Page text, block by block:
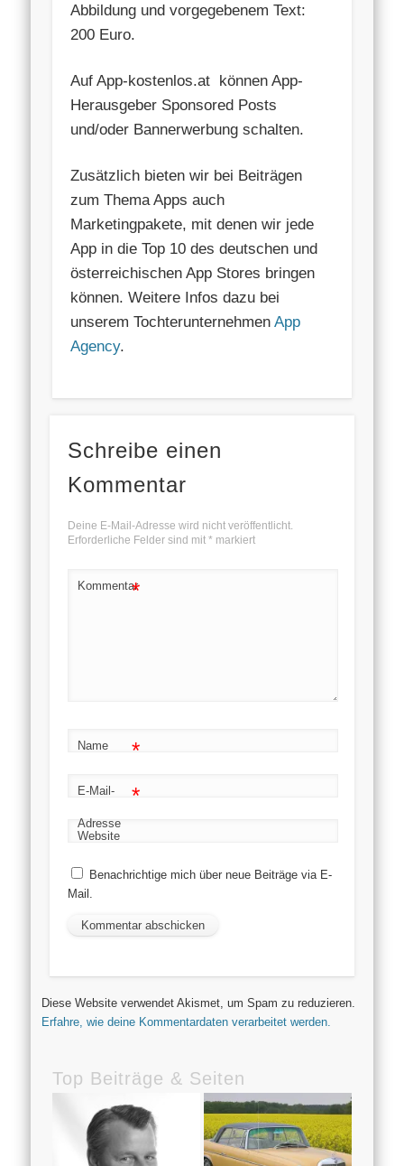
Abbildung und vorgegebenem Text:
200 Euro.
Auf App-kostenlos.at können App-
Herausgeber Sponsored Posts
und/oder Bannerwerbung schalten.
Zusätzlich bieten wir bei Beiträgen
zum Thema Apps auch
Marketingpakete, mit denen wir jede
App in die Top 10 des deutschen und
österreichischen App Stores bringen
können. Weitere Infos dazu bei
unserem TochterunternehmenApp
Agency.
Schreibe einen
Kommentar
Deine E-Mail-Adresse wird nicht veröffentlicht.
Erforderliche Felder sind mit *markiert
Kommentar
*
Name *
E-Mail-
Adresse
*
Website
Benachrichtige mich über neue Beiträge via E-
Mail.
Diese Website verwendet Akismet, um Spam zu reduzieren.
Erfahre, wie deine Kommentardaten verarbeitet werden.
Top Beiträge & Seiten